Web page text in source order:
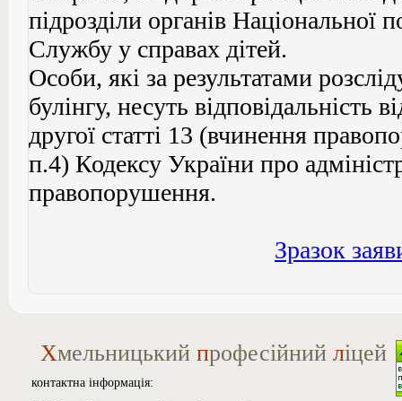
підрозділи органів Національної
Службу у справах дітей.
Особи, які за результатами
булінгу, несуть відповідальність
другої статті 13 (вчинення
п.4) Кодексу України про
правопорушення.
Зразок
Хмельницький професійний ліцей
контактна інформація: